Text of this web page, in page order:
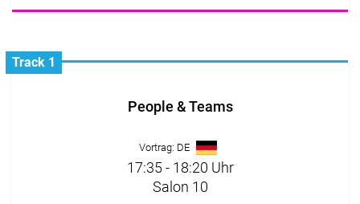
People & Teams
Vortrag: DE
17:35 - 18:20 Uhr
Salon 10
Track 1